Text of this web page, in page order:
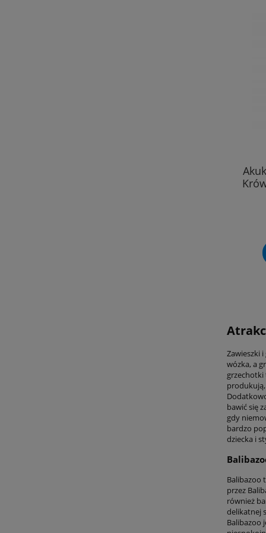
Zawieszki
wózka, a
bawić się
gdy
bardzo
dziecka i
Balibazoo
przez
również
delikatnej
Balibazoo